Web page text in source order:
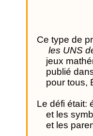
Ce type de
les UNS
jeux
publié
pour tous,
Le défi était:
et les
et les